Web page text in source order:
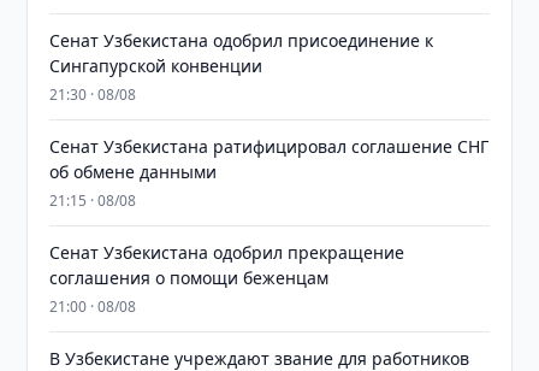
Сенат Узбекистана одобрил присоединение к
Сингапурской конвенции
21:30 · 08/08
Сенат Узбекистана ратифицировал соглашение СНГ
об обмене данными
21:15 · 08/08
Сенат Узбекистана одобрил прекращение
соглашения о помощи беженцам
21:00 · 08/08
В Узбекистане учреждают звание для работников